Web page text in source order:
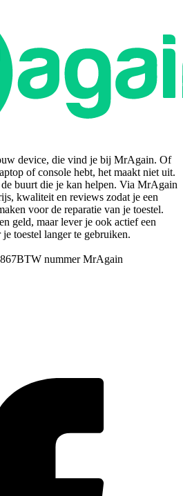
device, die vind je bij MrAgain. Of
of console hebt, het maakt niet uit.
buurt die je kan helpen. Via MrAgain
kwaliteit en reviews zodat je een
voor de reparatie van je toestel.
geld, maar lever je ook actief een
toestel langer te gebruiken.
BTW nummer MrAgain